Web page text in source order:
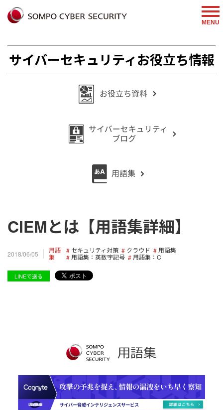
MENU
サイバーセキュリティお役立ち情報
CIEMとは【用語集詳細】
2018/06/05
用語
集
セキュリティ対策 クラウド
用語集
用語集：英数字記号
用語集：C
LINEで送る